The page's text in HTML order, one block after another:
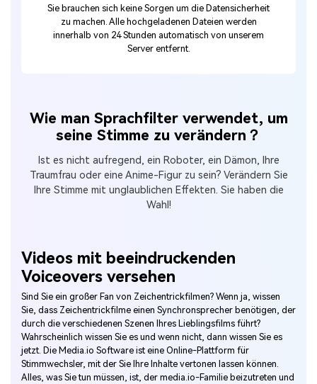
Sie brauchen sich keine Sorgen um die Datensicherheit
zu machen. Alle hochgeladenen Dateien werden
innerhalb von 24 Stunden automatisch von unserem
Server entfernt.
Wie man Sprachfilter verwendet, um
seine Stimme zu verändern？
Ist es nicht aufregend, ein Roboter, ein Dämon, Ihre
Traumfrau oder eine Anime-Figur zu sein? Verändern Sie
Ihre Stimme mit unglaublichen Effekten. Sie haben die
Wahl!
Videos mit beeindruckenden
Voiceovers versehen
Sind Sie ein großer Fan von Zeichentrickfilmen? Wenn ja, wissen
Sie, dass Zeichentrickfilme einen Synchronsprecher benötigen, der
durch die verschiedenen Szenen Ihres Lieblingsfilms führt?
Wahrscheinlich wissen Sie es und wenn nicht, dann wissen Sie es
jetzt. Die Media.io Software ist eine Online-Plattform für
Stimmwechsler, mit der Sie Ihre Inhalte vertonen lassen können.
Alles, was Sie tun müssen, ist, der media.io-Familie beizutreten und